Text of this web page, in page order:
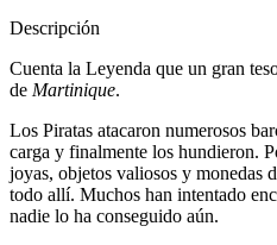
Descripción
Cuenta la Leyenda que un gran
de Martinique.
Los Piratas atacaron numerosos
carga y finalmente los hundieron.
joyas, objetos valiosos y monedas
todo allí. Muchos han intentado
nadie lo ha conseguido aún.